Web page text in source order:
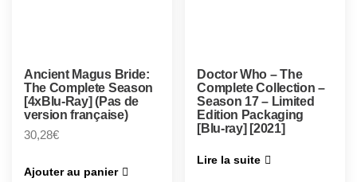
Ancient Magus Bride:
The Complete Season
[4xBlu-Ray] (Pas de
version française)
30,28€
Ajouter au panier
Doctor Who – The
Complete Collection –
Season 17 – Limited
Edition Packaging
[Blu-ray] [2021]
Lire la suite